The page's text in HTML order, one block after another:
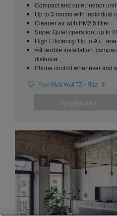
Compact and quiet indoor
Up to 3 rooms with individual
Cleaner air with PM2,5 filter
Super Quiet operation, up to
High Efficiency: Up to A++
Flexible installation,
distance
Phone control whenever and
Free Multi Wall TZ • R32
Vergleichen